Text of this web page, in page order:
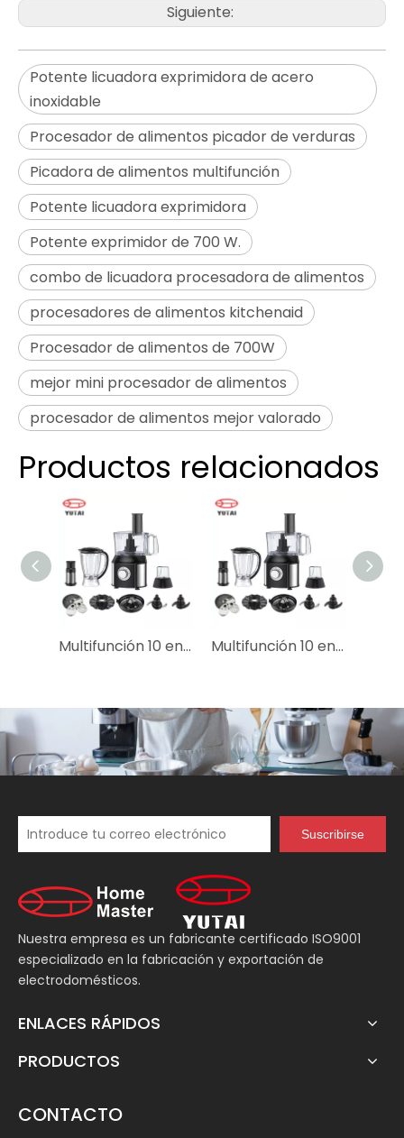
Siguiente:
Potente licuadora exprimidora de acero
inoxidable
Procesador de alimentos picador de verduras
Picadora de alimentos multifunción
Potente licuadora exprimidora
Potente exprimidor de 700 W.
combo de licuadora procesadora de alimentos
procesadores de alimentos kitchenaid
Procesador de alimentos de 700W
mejor mini procesador de alimentos
procesador de alimentos mejor valorado
Productos relacionados
Multifunción 10 en 1 procesador eléctrico de alimentos de la licuadora de cocina de cocina para cortar cortes Multifunción 10 en 1 procesador eléctrico de alimentos de la licuadora de cocina de cocina para cortar cortes
Suscribirse
Nuestra empresa es un fabricante certificado ISO9001
especializado en la fabricación y exportación de
electrodomésticos.
ENLACES RÁPIDOS
PRODUCTOS
CONTACTO